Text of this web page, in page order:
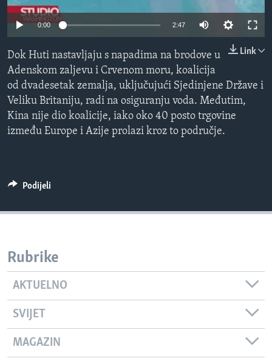
MAGAZIN
O GLASU AMERIKE
Learning English
PRATITE NAS
0:00 2:47
Link
Dok Huti nastavljaju s napadima na brodove u
Adenskom zaljevu i Crvenom moru, koalicija
od dvadesetak zemalja, uključujući Sjedinjene Države i
Veliku Britaniju, radi na osiguranju voda. Međutim,
Kina nije dio koalicije, iako oko 40 posto trgovine
između Europe i Azije prolazi kroz to područje.
Podijeli
Rubrike
AKTUELNO
SVIJET
MAGAZIN